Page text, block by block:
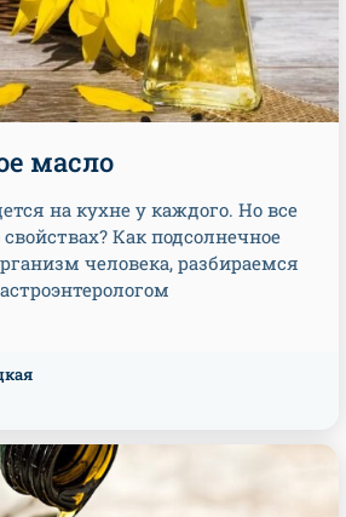
масло
на кухне у каждого. Но все
Как подсолнечное
человека, разбираемся